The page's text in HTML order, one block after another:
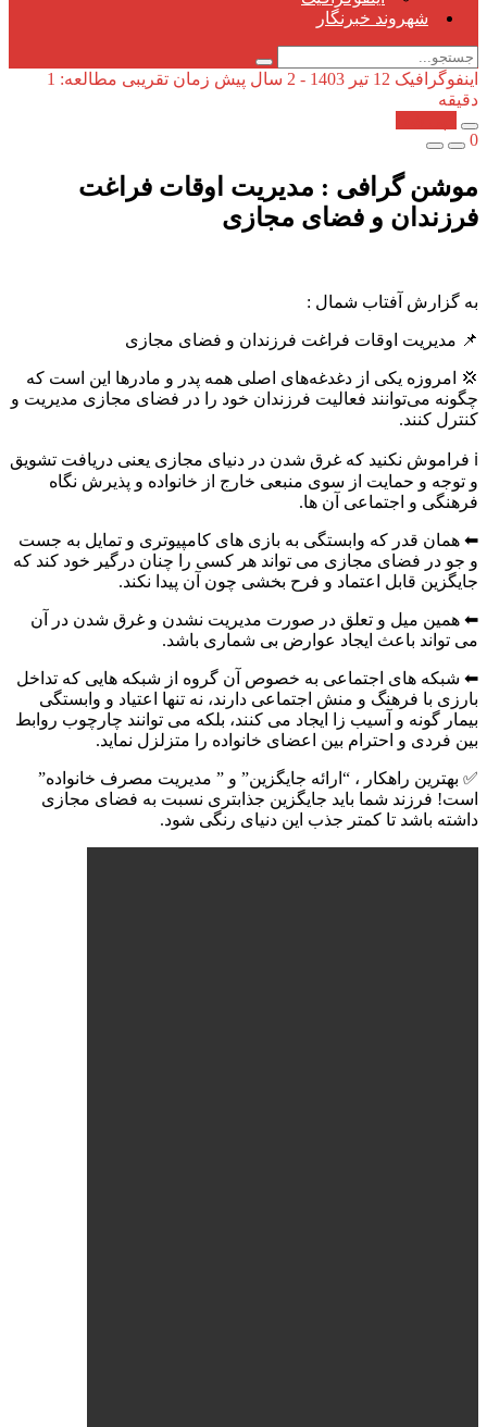
شهروند خبرنگار
اینفوگرافیک 12 تیر 1403 - 2 سال پیش
زمان تقریبی مطالعه: 1
دقیقه
0
موشن گرافی : مدیریت اوقات فراغت
فرزندان و فضای مجازی
به گزارش آفتاب شمال :
📌 مدیریت اوقات فراغت فرزندان و فضای مجازی
💢 امروزه یکی از دغدغه‌های اصلی همه پدر و مادرها این است که
چگونه می‌توانند فعالیت فرزندان خود را در فضای مجازی مدیریت و
کنترل کنند.
ℹ فراموش نکنید که غرق شدن در دنیای مجازی یعنی دریافت تشویق
و توجه و حمایت از سوی منبعی خارج از خانواده و پذیرش نگاه
فرهنگی و اجتماعی آن ها.
⬅ همان قدر که وابستگی به بازی های کامپیوتری و تمایل به جست
و جو در فضای مجازی می تواند هر کسی را چنان درگیر خود کند که
جایگزین قابل اعتماد و فرح بخشی چون آن پیدا نکند.
⬅ همین میل و تعلق در صورت مدیریت نشدن و غرق شدن در آن
می تواند باعث ایجاد عوارض بی شماری باشد.
⬅ شبکه های اجتماعی به خصوص آن گروه از شبکه هایی که تداخل
بارزی با فرهنگ و منش اجتماعی دارند، نه تنها اعتیاد و وابستگی
بیمار گونه و آسیب زا ایجاد می کنند، بلکه می توانند چارچوب روابط
بین فردی و احترام بین اعضای خانواده را متزلزل نماید.
✅ بهترین راهکار ، “ارائه جایگزین” و ” مدیریت مصرف خانواده”
است! فرزند شما باید جایگزین جذاب­تری نسبت به فضای مجازی
داشته باشد تا کمتر جذب این دنیای رنگی شود.